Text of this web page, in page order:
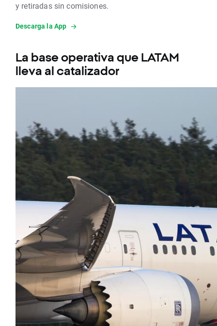
y retiradas sin comisiones.
Descarga la App
La base operativa que LATAM
lleva al catalizador